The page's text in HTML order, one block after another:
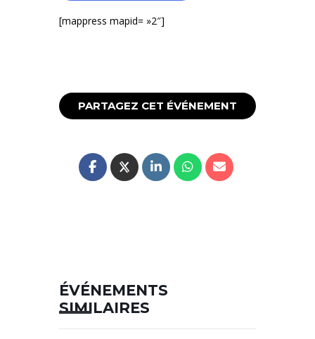
[mappress mapid= »2″]
PARTAGEZ CET ÉVÉNEMENT
ÉVÉNEMENTS
SIMILAIRES